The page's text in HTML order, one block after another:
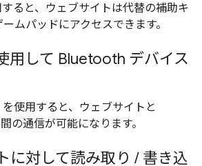
ると、ウェブサイトは代替の補助キ
ムパッドにアクセスできます。
用して Bluetooth デバイス
使用すると、ウェブサイトと
の通信が可能になります。
に対して読み取り / 書き込